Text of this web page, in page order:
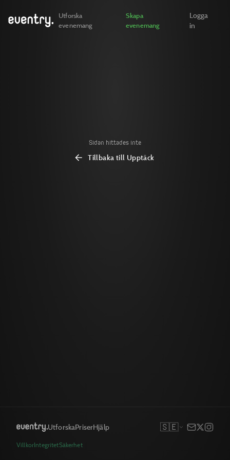
Utforska
evenemang
Skapa
evenemang
Logga
in
Sidan hittades inte
Tillbaka till Upptäck
UtforskaPriserHjälp 🇸🇪
VillkorIntegritetSäkerhet